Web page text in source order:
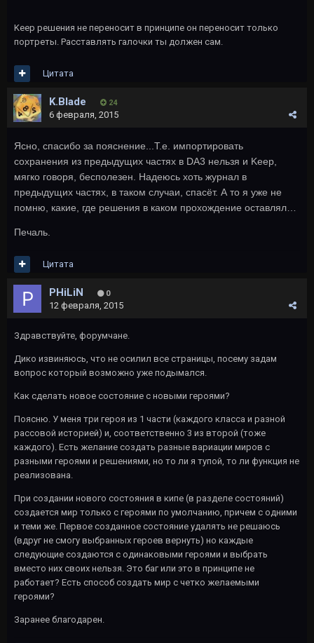
Keep решения не переносит в принципе он переносит только
портреты. Расставлять галочки ты должен сам.
Цитата
K.Blade 24
6 февраля, 2015
Ясно, спасибо за пояснение...Т.е. импортировать
сохранения из предыдущих частях в DA3 нельзя и Keep
мягко говоря, бесполезен. Надеюсь хоть журнал в
предыдущих частях, в таком случаи, спасёт. А то я уже не
помню, какие, где решения в каком прохождение оставлял…
Печаль.
Цитата
PHiLiN 0
12 февраля, 2015
Здравствуйте, форумчане.
Дико извиняюсь, что не осилил все страницы, посему задам
вопрос который возможно уже подымался.
Как сделать новое состояние с новыми героями?
Поясню. У меня три героя из 1 части (каждого класса и разной
рассовой историей) и, соответственно 3 из второй (тоже
каждого). Есть желание создать разные вариации миров с
разными героями и решениями, но то ли я тупой, то ли функция не
реализована.
При создании нового состояния в кипе (в разделе состояний)
создается мир только с героями по умолчанию, причем с одними
и теми же. Первое созданное состояние удалять не решаюсь
(вдруг не смогу выбранных героев вернуть) но каждые
следующие создаются с одинаковыми героями и выбрать
вместо них своих нельзя. Это баг или это в принципе не
работает? Есть способ создать мир с четко желаемыми
героями?
Заранее благодарен.